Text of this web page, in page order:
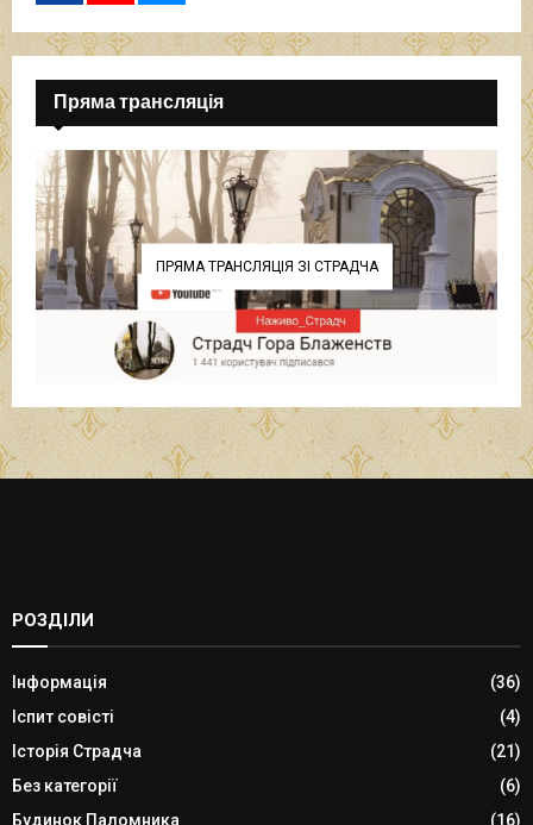
Пряма трансляція
ПРЯМА ТРАНСЛЯЦІЯ ЗІ СТРАДЧА
РОЗДІЛИ
Інформація
(36)
Іспит совісті
(4)
Історія Страдча
(21)
Без категорії
(6)
Будинок Паломника
(16)